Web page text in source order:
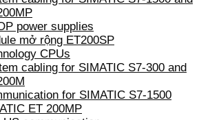
power supplies
mở rộng ET200SP
CPUs
cabling for SIMATIC S7-300 and
for SIMATIC S7-1500
ET 200MP